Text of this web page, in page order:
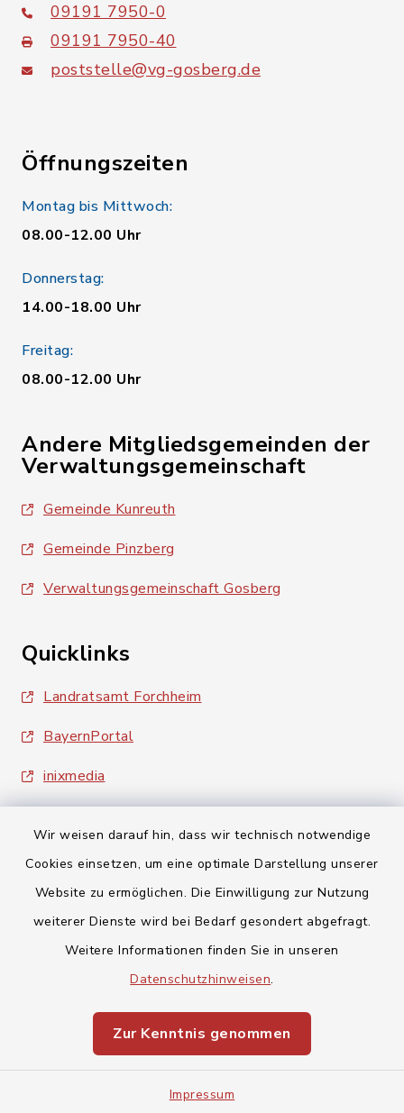
Wir weisen darauf hin, dass wir technisch notwendige
Cookies einsetzen, um eine optimale Darstellung unserer
Website zu ermöglichen. Die Einwilligung zur Nutzung
weiterer Dienste wird bei Bedarf gesondert abgefragt.
Weitere Informationen finden Sie in unseren
Datenschutzhinweisen.
Zur Kenntnis genommen
Impressum
09191 7950-0
09191 7950-40
poststelle@vg-gosberg.de
Öffnungszeiten
Montag bis Mittwoch:
08.00-12.00 Uhr
Donnerstag:
14.00-18.00 Uhr
Freitag:
08.00-12.00 Uhr
Andere Mitgliedsgemeinden der
Verwaltungsgemeinschaft
Gemeinde Kunreuth
Gemeinde Pinzberg
Verwaltungsgemeinschaft Gosberg
Quicklinks
Landratsamt Forchheim
BayernPortal
inixmedia
Barrierefreiheit
Impressum
Sitemap